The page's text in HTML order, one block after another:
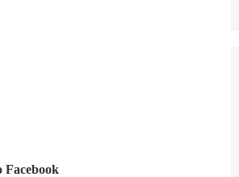
Facebook